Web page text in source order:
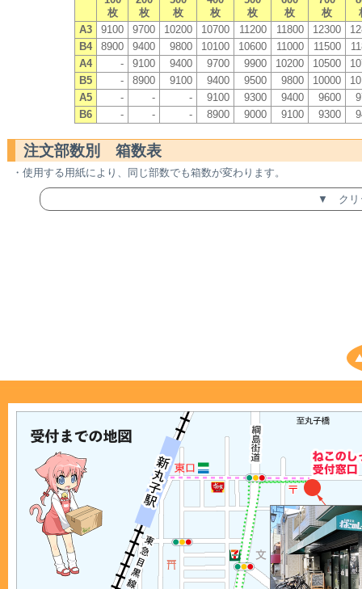
枚
枚
枚
枚
枚
枚
枚
A3
9100 9700 10200 10700 11200 11800 12300
B4
8900 9400 9800 10100 10600 11000 11500
A4
- 9100 9400 9700 9900 10200 10500
B5
- 8900 9100 9400 9500 9800 10000
A5
- - - 9100 9300 9400 9600
B6
- - - 8900 9000 9100 9300
注文部数別 箱数表
・使用する用紙により、同じ部数でも箱数が変わります。
▼ クリ